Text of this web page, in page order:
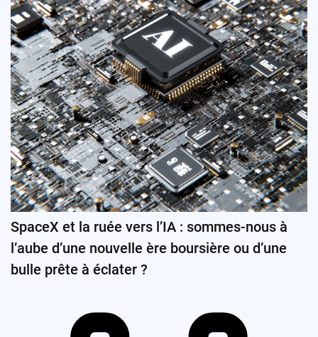
SpaceX et la ruée vers l’IA : sommes-nous à
l’aube d’une nouvelle ère boursière ou d’une
bulle prête à éclater ?